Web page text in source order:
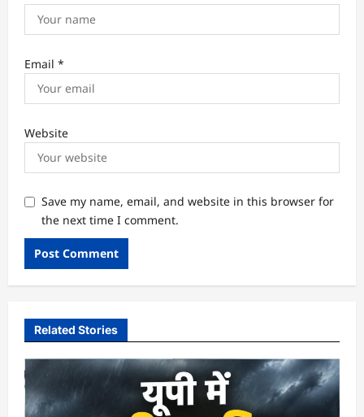
Email *
Website
Save my name, email, and website in this browser for
the next time I comment.
Related Stories